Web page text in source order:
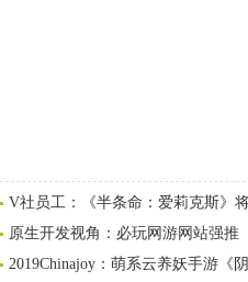
V社员工：《半条命：爱莉克斯》
原生开发视角：必玩网游网站强推
2019Chinajoy：萌系云养妖手游《